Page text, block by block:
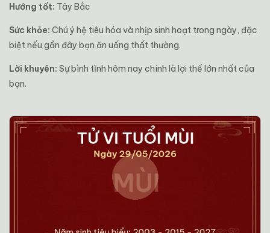
Hướng tốt: Tây Bắc
Sức khỏe: Chú ý hệ tiêu hóa và nhịp sinh hoạt trong ngày, đặc
biệt nếu gần đây bạn ăn uống thất thường.
Lời khuyên: Sự bình tĩnh hôm nay chính là lợi thế lớn nhất của
bạn.